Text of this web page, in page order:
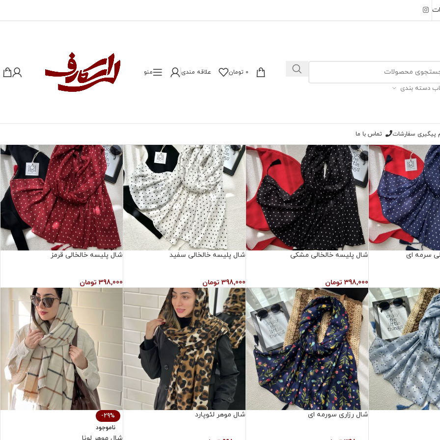
دسته بندی
0 تومان علاقه مندی منو
پیگیری سفارشات تماس با ما
سرمه ای شال پلیسه خالخالی مشکی
398,000 تومان
شال پلیسه خالخالی سفید
398,000 تومان
شال پلیسه خالخالی قرمز
398,000 تومان
شال رزاری سورمه ای شال موهر لئوپارد
-29%
ناموجود